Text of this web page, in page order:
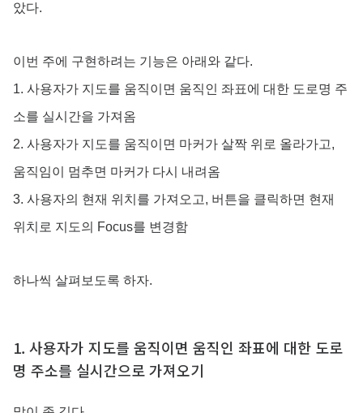
았다.
이번 주에 구현하려는 기능은 아래와 같다.
1. 사용자가 지도를 움직이면 움직인 좌표에 대한 도로명 주
소를 실시간을 가져옴
2. 사용자가 지도를 움직이면 마커가 살짝 위로 올라가고,
움직임이 멈추면 마커가 다시 내려옴
3. 사용자의 현재 위치를 가져오고, 버튼을 클릭하면 현재
위치로 지도의 Focus를 변경함
하나씩 살펴보도록 하자.
1. 사용자가 지도를 움직이면 움직인 좌표에 대한 도로
명 주소를 실시간으로 가져오기